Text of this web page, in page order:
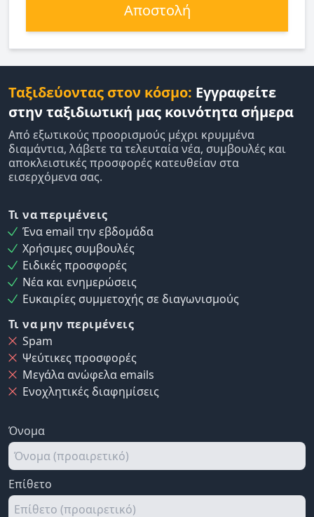
Αποστολή
Ταξιδεύοντας στον κόσμο: Εγγραφείτε
στην ταξιδιωτική μας κοινότητα σήμερα
Από εξωτικούς προορισμούς μέχρι κρυμμένα
διαμάντια, λάβετε τα τελευταία νέα, συμβουλές και
αποκλειστικές προσφορές κατευθείαν στα
εισερχόμενα σας.
Τι να περιμένεις
Ένα email την εβδομάδα
Χρήσιμες συμβουλές
Ειδικές προσφορές
Νέα και ενημερώσεις
Ευκαιρίες συμμετοχής σε διαγωνισμούς
Τι να μην περιμένεις
Spam
Ψεύτικες προσφορές
Μεγάλα ανώφελα emails
Ενοχλητικές διαφημίσεις
Όνομα
Επίθετο